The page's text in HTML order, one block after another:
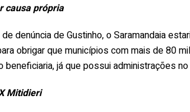
causa própria
denúncia de Gustinho, o Saramandaia
obrigar que municípios com mais de 80
beneficiaria, já que possui administrações
Mitidieri